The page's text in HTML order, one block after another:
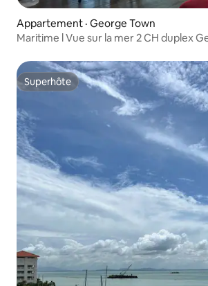
Appartement · George Town
Maritime l Vue sur la mer 2 CH duplex
Superhôte
Superhôte